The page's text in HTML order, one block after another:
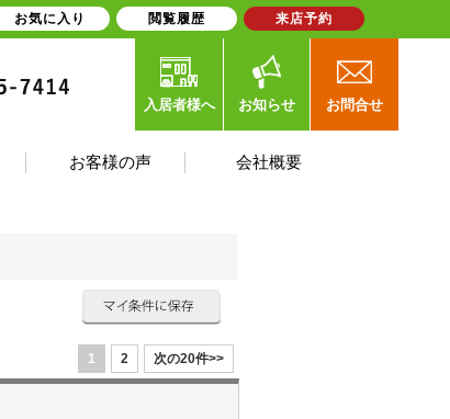
入居者様へ お知らせ お問合せ
お客様の声 会社概要
1 2 次の20件>>
お気に入り 閲覧履歴 来店予約